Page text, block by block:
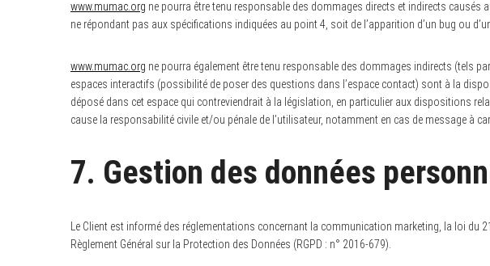
www.mumac.org ne pourra être tenu responsable des dommages directs et indirects causés
ne répondant pas aux spécifications indiquées au point 4, soit de l’apparition d’un bug ou
www.mumac.org ne pourra également être tenu responsable des dommages indirects (tels
espaces interactifs (possibilité de poser des questions dans l’espace contact) sont à la
déposé dans cet espace qui contreviendrait à la législation, en particulier aux dispositions
cause la responsabilité civile et/ou pénale de l’utilisateur, notamment en cas de message à
7. Gestion des données
Le Client est informé des réglementations concernant la communication marketing, la loi du
Règlement Général sur la Protection des Données (RGPD : n° 2016-679).